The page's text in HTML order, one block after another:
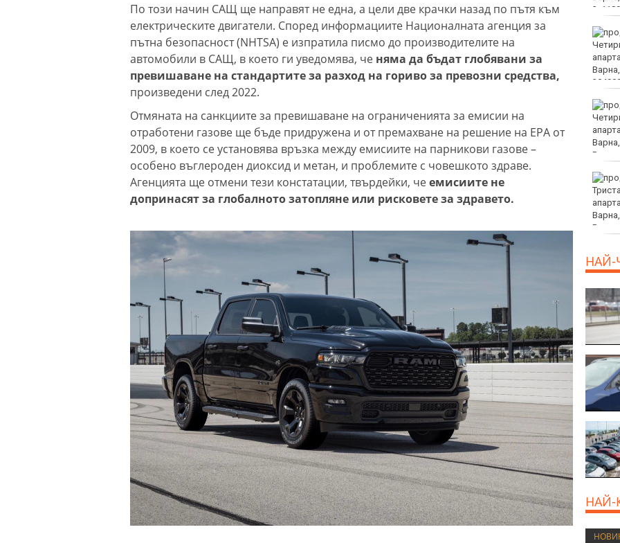
По този начин САЩ ще направят не една, а цели две крачки назад по пътя към
електрическите двигатели. Според информациите Националната агенция за
пътна безопасност (NHTSA) е изпратила писмо до производителите на
автомобили в САЩ, в което ги уведомява, че няма да бъдат глобявани за
превишаване на стандартите за разход на гориво за превозни средства,
произведени след 2022.
Отмяната на санкциите за превишаване на ограниченията за емисии на
отработени газове ще бъде придружена и от премахване на решение на EPA от
2009, в което се установява връзка между емисиите на парникови газове –
особено въглероден диоксид и метан, и проблемите с човешкото здраве.
Агенцията ще отмени тези констатации, твърдейки, чеемисиите не
допринасят за глобалното затопляне или рисковете за здравето.
Лудогорец влиза в
популярна игра
нахлул в българското
въздушно
Утре ограничават
над 20 тона
НАЙ-
НАЙ-